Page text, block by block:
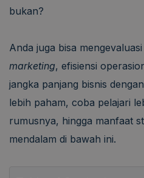
bukan?
Anda juga bisa
marketing, efisiensi
jangka panjang bisnis
lebih paham, coba pelajari
rumusnya, hingga manfaat
mendalam di bawah ini.